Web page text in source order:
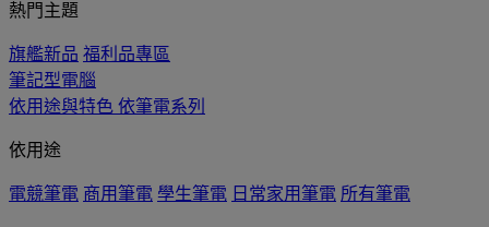
熱門主題
旗艦新品 福利品專區
筆記型電腦
依用途與特色 依筆電系列
依用途
電競筆電 商用筆電 學生筆電 日常家用筆電 所有筆電